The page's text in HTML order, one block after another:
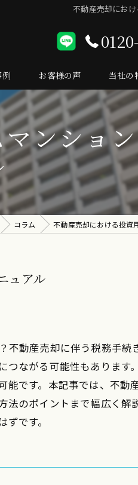
不動産売却にお
お客様の声 当社の
仲介
査定
売買
マンシ
投資
ンショ
コラム 不動産売却における投資
ュアル
動産売却に伴う税務手続
ながる可能性もあります
です。本記事では、不動
のポイントまで幅広く解
です。